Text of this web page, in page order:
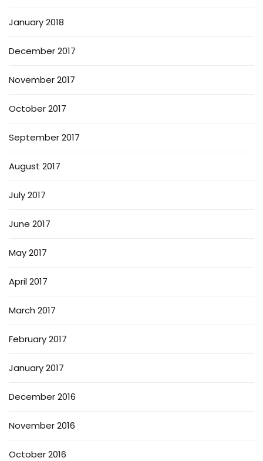
January 2018
December 2017
November 2017
October 2017
September 2017
August 2017
July 2017
June 2017
May 2017
April 2017
March 2017
February 2017
January 2017
December 2016
November 2016
October 2016